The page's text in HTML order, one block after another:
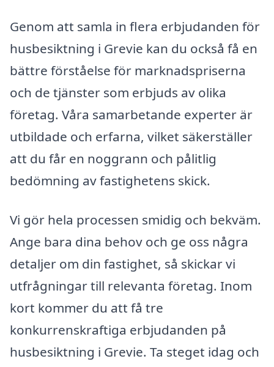
Genom att samla in flera erbjudanden för
husbesiktning i Grevie kan du också få en
bättre förståelse för marknadspriserna
och de tjänster som erbjuds av olika
företag. Våra samarbetande experter är
utbildade och erfarna, vilket säkerställer
att du får en noggrann och pålitlig
bedömning av fastighetens skick.
Vi gör hela processen smidig och bekväm.
Ange bara dina behov och ge oss några
detaljer om din fastighet, så skickar vi
utfrågningar till relevanta företag. Inom
kort kommer du att få tre
konkurrenskraftiga erbjudanden på
husbesiktning i Grevie. Ta steget idag och